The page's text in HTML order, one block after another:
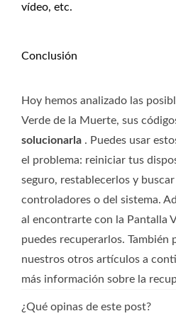
vídeo, etc.
Conclusión
Hoy hemos analizado las
Verde de la Muerte, sus
solucionarla . Puedes usar
el problema: reiniciar tus
seguro, restablecerlos y
controladores o del sistema.
al encontrarte con la Pantalla
puedes recuperarlos. También
nuestros otros artículos a
más información sobre la
¿Qué opinas de este post?